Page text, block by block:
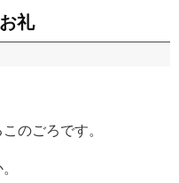
礼
のごろです。